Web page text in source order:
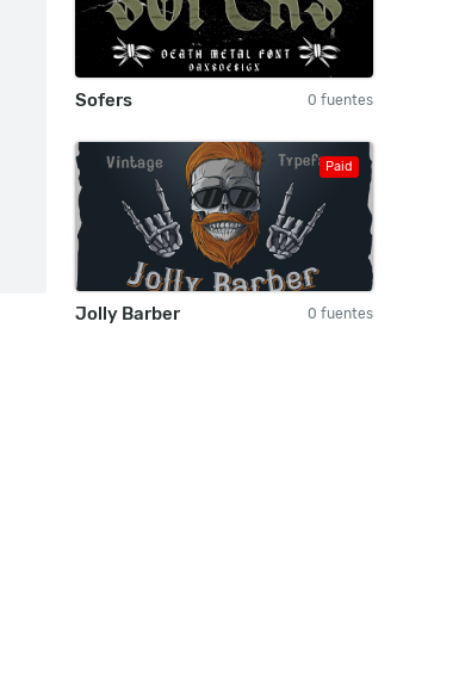
Sofers 0 fuentes
Paid
Jolly Barber 0 fuentes